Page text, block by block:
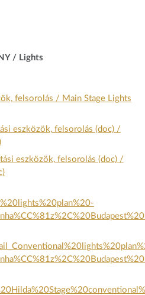
/ Lights
felsorolás / Main Stage Lights
eszközök, felsorolás (doc) /
eszközök, felsorolás (doc) /